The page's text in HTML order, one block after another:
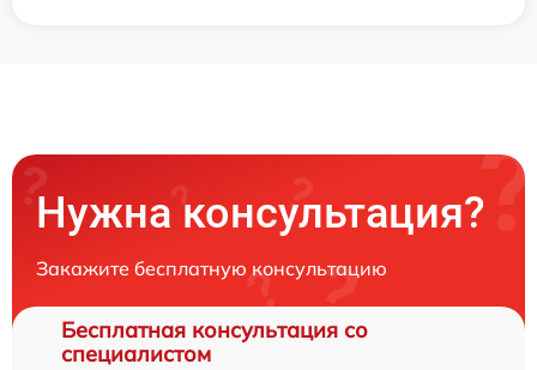
Нужна консультация?
Закажите бесплатную консультацию
Бесплатная консультация со
специалистом